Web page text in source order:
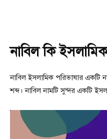
নাবিল কি
নাবিল ইসলামিক পরিভাষার
শব্দ। নাবিল নামটি সুন্দর একটি